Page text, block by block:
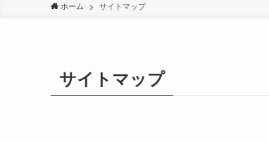
ホーム サイトマップ
サイトマップ